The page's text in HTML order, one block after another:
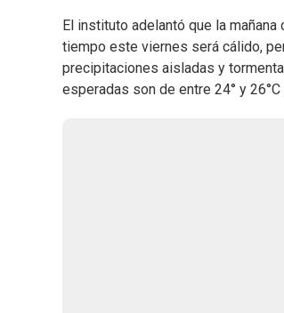
El instituto adelantó que la mañana
tiempo este viernes será cálido,
precipitaciones aisladas y
esperadas son de entre 24° y